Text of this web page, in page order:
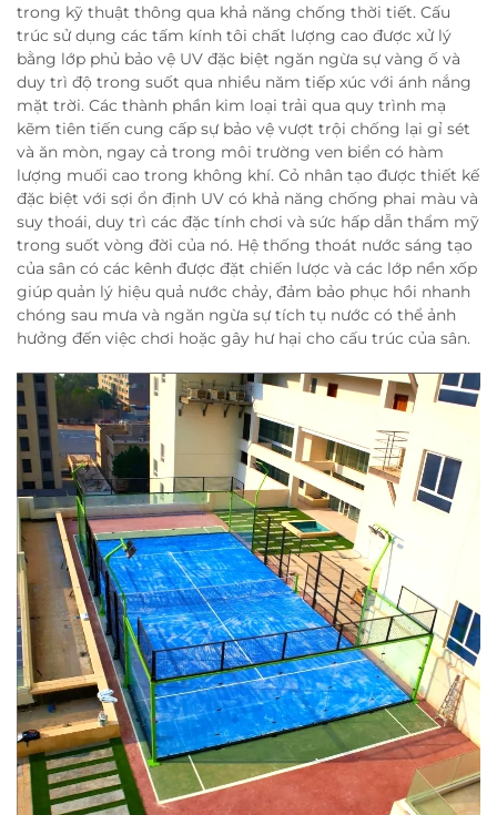
trong kỹ thuật thông qua khả năng chống thời tiết. Cấu
trúc sử dụng các tấm kính tôi chất lượng cao được xử lý
bằng lớp phủ bảo vệ UV đặc biệt ngăn ngừa sự vàng ố và
duy trì độ trong suốt qua nhiều năm tiếp xúc với ánh nắng
mặt trời. Các thành phần kim loại trải qua quy trình mạ
kẽm tiên tiến cung cấp sự bảo vệ vượt trội chống lại gỉ sét
và ăn mòn, ngay cả trong môi trường ven biển có hàm
lượng muối cao trong không khí. Cỏ nhân tạo được thiết kế
đặc biệt với sợi ổn định UV có khả năng chống phai màu và
suy thoái, duy trì các đặc tính chơi và sức hấp dẫn thẩm mỹ
trong suốt vòng đời của nó. Hệ thống thoát nước sáng tạo
của sân có các kênh được đặt chiến lược và các lớp nền xốp
giúp quản lý hiệu quả nước chảy, đảm bảo phục hồi nhanh
chóng sau mưa và ngăn ngừa sự tích tụ nước có thể ảnh
hưởng đến việc chơi hoặc gây hư hại cho cấu trúc của sân.